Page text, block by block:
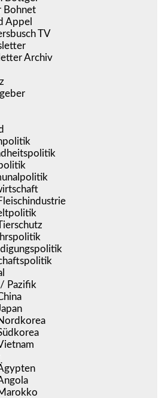
Bohnet
Appel
TV
Archiv
Pazifik